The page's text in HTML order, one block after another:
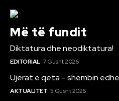
Më të fundit
Diktatura dhe neodiktatura!
EDITORIAL 7 Gusht 2026
Ujërat e qeta – shëmbin
AKTUALITET 5 Gusht 2026